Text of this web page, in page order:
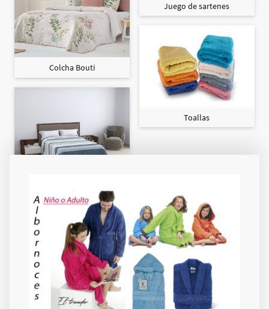
Colcha Bouti
Colcha Maxi
Juego de sartenes
Toallas